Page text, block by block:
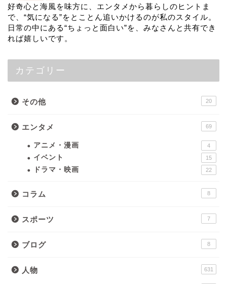
好奇心と海風を味方に、エンタメから暮らしのヒントま
で、“気になる”をとことん追いかけるのが私のスタイル。
日常の中にある“ちょっと面白い”を、みなさんと共有でき
れば嬉しいです。
カテゴリー
その他 20
エンタメ 69
アニメ・漫画 4
イベント 15
ドラマ・映画 22
コラム 8
スポーツ 7
ブログ 8
人物 631